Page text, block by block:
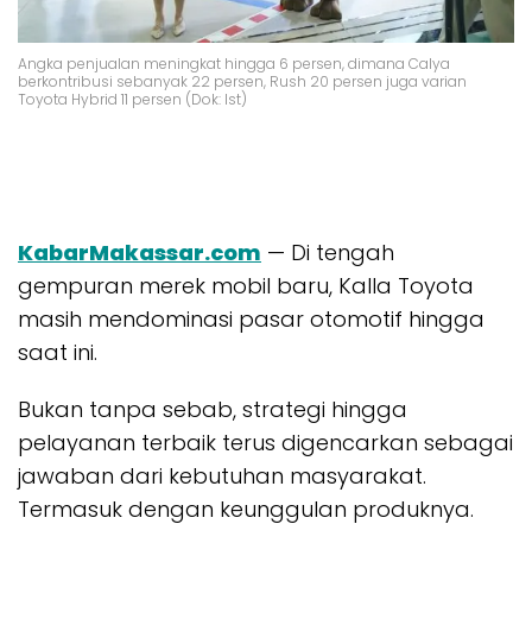
Angka penjualan meningkat hingga 6 persen, dimana Calya
berkontribusi sebanyak 22 persen, Rush 20 persen juga varian
Toyota Hybrid 11 persen (Dok: Ist)
KabarMakassar.com — Di tengah
gempuran merek mobil baru, Kalla Toyota
masih mendominasi pasar otomotif hingga
saat ini.
Bukan tanpa sebab, strategi hingga
pelayanan terbaik terus digencarkan sebagai
jawaban dari kebutuhan masyarakat.
Termasuk dengan keunggulan produknya.